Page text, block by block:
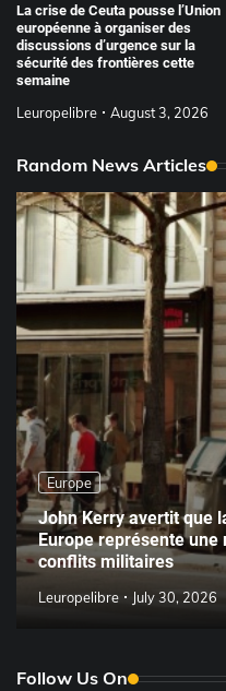
La crise de Ceuta pousse l’Union
européenne à organiser des
discussions d’urgence sur la
sécurité des frontières cette
semaine
Leuropelibre August 3, 2026
Random News Articles
Europe
John Kerry avertit que
Europe représente une
conflits militaires
Leuropelibre July 30, 2026
Follow Us On